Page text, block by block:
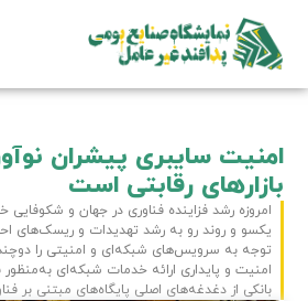
امنیت سایبری پیشران
بازارهای رقابتی است
امروزه رشد فزاینده فناوری در جهان و شکوفایی
یکسو و روند رو به رشد تهدیدات و ریسک‌های
توجه به سرویس‌های شبکه‌ای و امنیتی را
امنیت و پایداری ارائه خدمات شبکه‌ای به‌منظور
بانکی از دغدغه‌های اصلی پایگاه‌های مبتنی بر